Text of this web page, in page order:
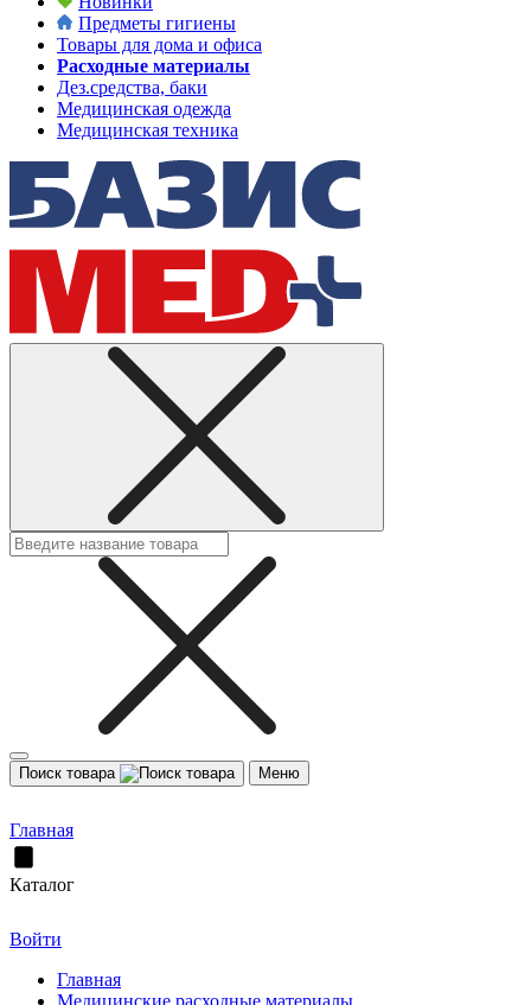
Предметы гигиены
Товары для дома и офиса
Расходные материалы
Дез.средства, баки
Медицинская одежда
Медицинская техника
Поиск товара Меню
Главная
Каталог
Войти
Главная
Медицинские расходные материалы